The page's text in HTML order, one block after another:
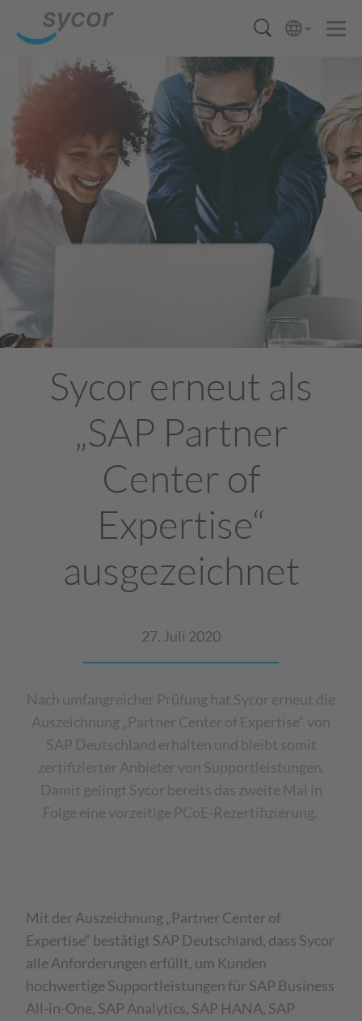
Sycor erneut als
„SAP Partner
Center of
Expertise“
ausgezeichnet
27. Juli 2020
Nach umfangreicher Prüfung hat Sycor erneut die
Auszeichnung „Partner Center of Expertise“ von
SAP Deutschland erhalten und bleibt somit
zertifizierter Anbieter von Supportleistungen.
Damit gelingt Sycor bereits das zweite Mal in
Folge eine vorzeitige PCoE-Rezertifizierung.
Mit der Auszeichnung „Partner Center of
Expertise“ bestätigt SAP Deutschland, dass Sycor
alle Anforderungen erfüllt, um Kunden
hochwertige Supportleistungen für SAP Business
All-in-One, SAP Analytics, SAP HANA, SAP